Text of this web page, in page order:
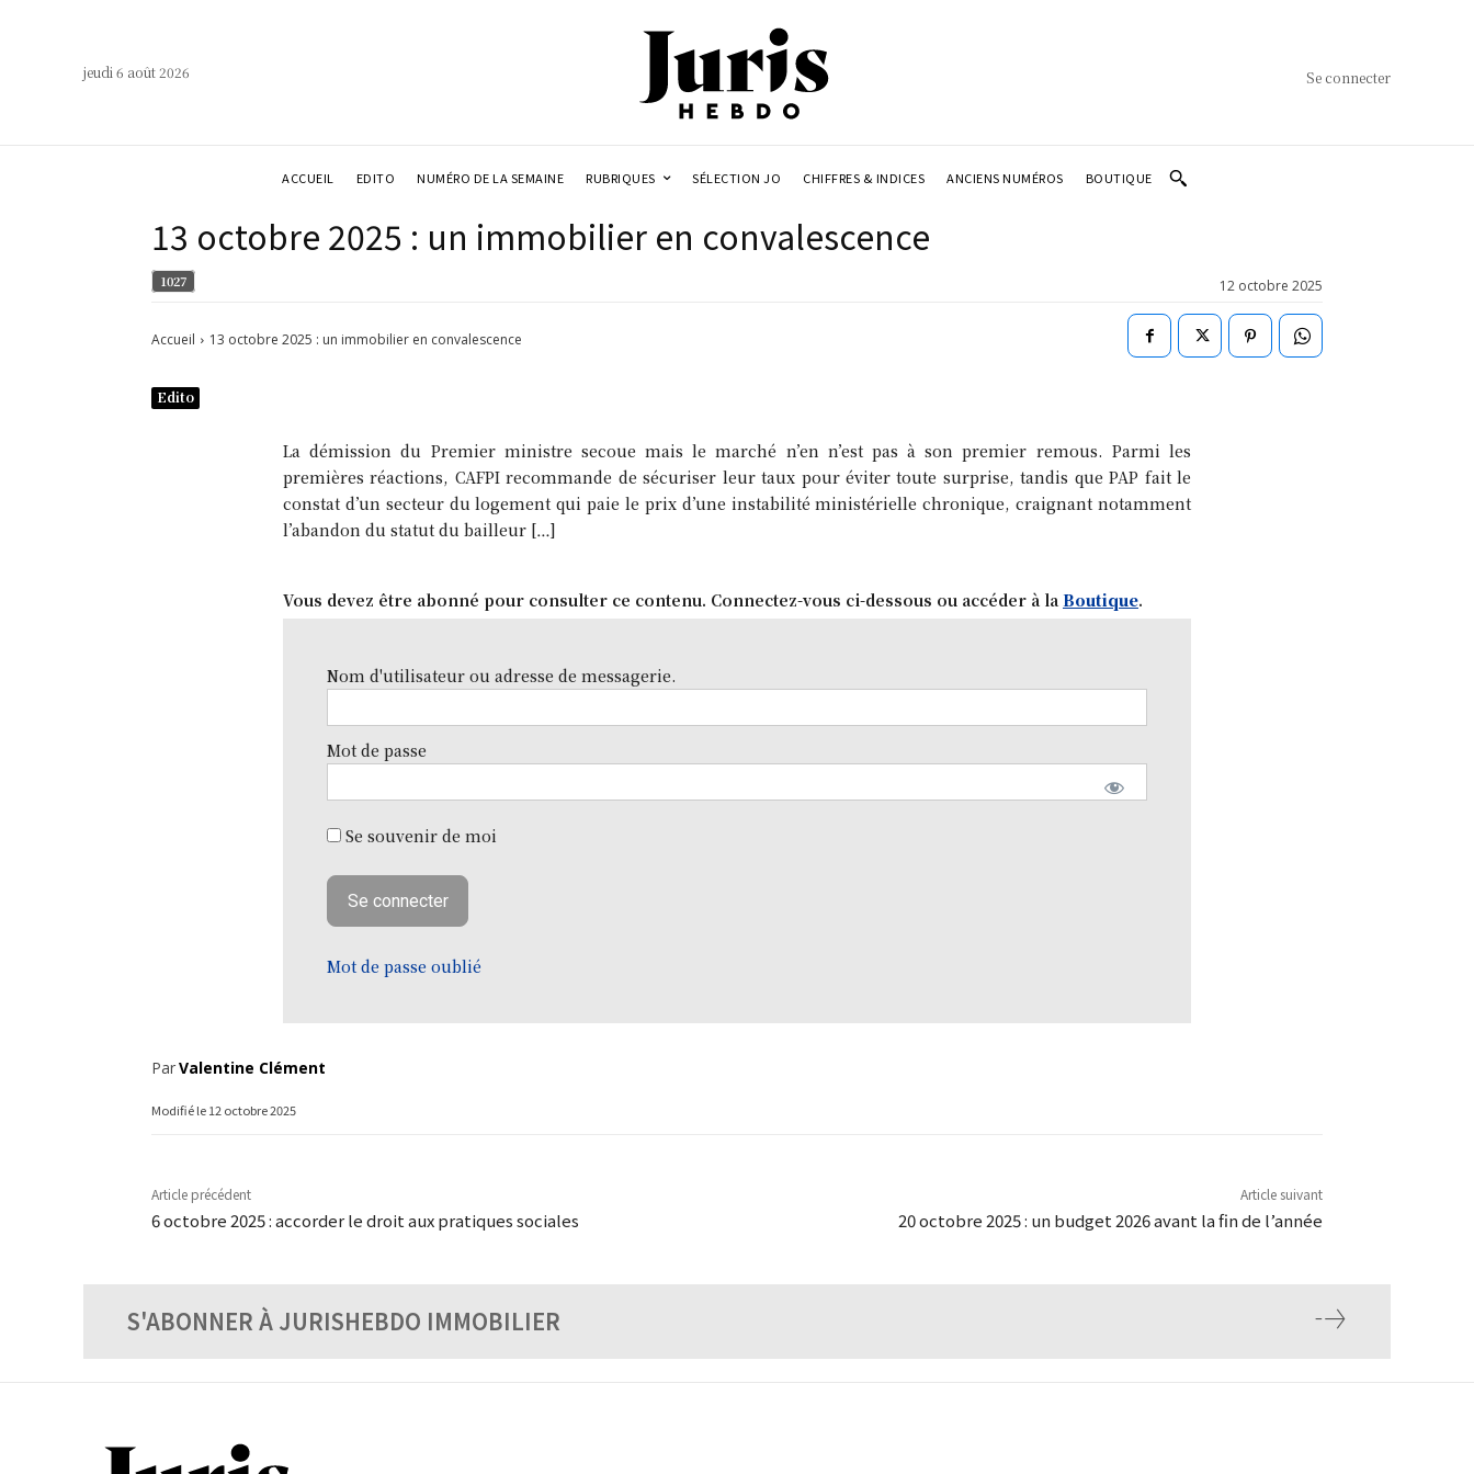
jeudi 6 août 2026 Se connecter
ACCUEIL EDITO NUMÉRO DE LA SEMAINE RUBRIQUES SÉLECTION JO CHIFFRES & INDICES ANCIENS NUMÉROS BOUTIQUE
13 octobre 2025 : un immobilier en convalescence
1027 12 octobre 2025
Accueil 13 octobre 2025 : un immobilier en convalescence
Edito
La démission du Premier ministre secoue mais le marché n’en n’est pas à son premier remous. Parmi les
premières réactions, CAFPI recommande de sécuriser leur taux pour éviter toute surprise, tandis que PAP fait le
constat d’un secteur du logement qui paie le prix d’une instabilité ministérielle chronique, craignant notamment
l’abandon du statut du bailleur […]
Vous devez être abonné pour consulter ce contenu. Connectez-vous ci-dessous ou accéder à la Boutique.
Nom d'utilisateur ou adresse de messagerie.
Mot de passe
Se souvenir de moi
Mot de passe oublié
ParValentine Clément
Modifié le12 octobre 2025
Article précédent
6 octobre 2025 : accorder le droit aux pratiques sociales
Article suivant
20 octobre 2025 : un budget 2026 avant la fin de l’année
S'ABONNER À JURISHEBDO IMMOBILIER